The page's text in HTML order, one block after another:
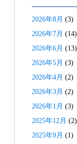
2026年8月 (3)
2026年7月 (14)
2026年6月 (13)
2026年5月 (3)
2026年4月 (2)
2026年3月 (2)
2026年1月 (3)
2025年12月 (2)
2025年9月 (1)